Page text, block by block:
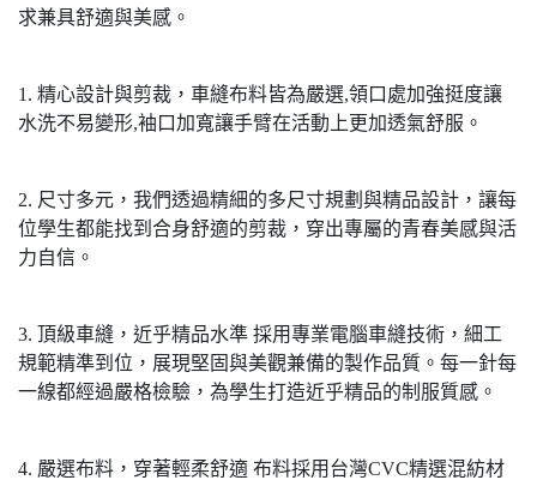
求兼具舒適與美感。
1. 精心設計與剪裁，車縫布料皆為嚴選,領口處加強挺度讓
水洗不易變形,袖口加寬讓手臂在活動上更加透氣舒服。
2. 尺寸多元，我們透過精細的多尺寸規劃與精品設計，讓每
位學生都能找到合身舒適的剪裁，穿出專屬的青春美感與活
力自信。
3. 頂級車縫，近乎精品水準 採用專業電腦車縫技術，細工
規範精準到位，展現堅固與美觀兼備的製作品質。每一針每
一線都經過嚴格檢驗，為學生打造近乎精品的制服質感。
4. 嚴選布料，穿著輕柔舒適 布料採用台灣CVC精選混紡材